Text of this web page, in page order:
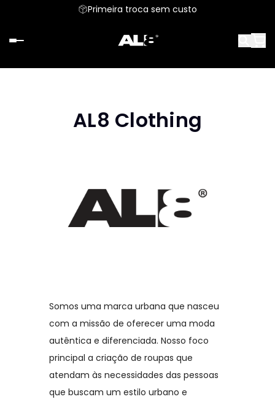
Primeira troca sem custo
AL8 Clothing
Somos uma marca urbana que nasceu
com a missão de oferecer uma moda
autêntica e diferenciada. Nosso foco
principal a criação de roupas que
atendam às necessidades das pessoas
que buscam um estilo urbano e